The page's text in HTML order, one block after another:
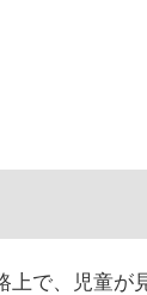
上で、児童が